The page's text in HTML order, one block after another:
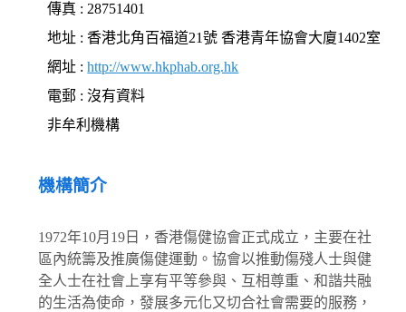
傳真 : 28751401
地址 : 香港北角百福道21號 香港青年協會大廈1402室
網址 :http://www.hkphab.org.hk
電郵 : 沒有資料
非牟利機構
機構簡介
1972年10月19日，香港傷健協會正式成立，主要在社
區內統籌及推廣傷健運動。協會以推動傷殘人士與健
全人士在社會上享有平等參與、互相尊重、和諧共融
的生活為使命，發展多元化又切合社會需要的服務，